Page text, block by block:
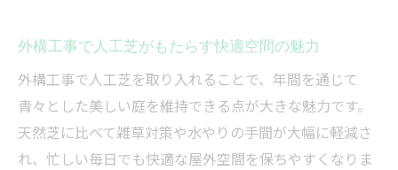
すさ
外構工事における人工芝施工の注意点
外構工事で人工芝を施工する際の基礎知識
人工芝外構工事前に確認したい下地処理の
重要性
外構工事で人工芝がもたらす快適空間の魅力
外構工事で人工芝を取り入れることで、年間を通じて
青々とした美しい庭を維持できる点が大きな魅力です。
天然芝に比べて雑草対策や水やりの手間が大幅に軽減さ
れ、忙しい毎日でも快適な屋外空間を保ちやすくなりま